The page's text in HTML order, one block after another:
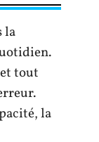
la
tout
la